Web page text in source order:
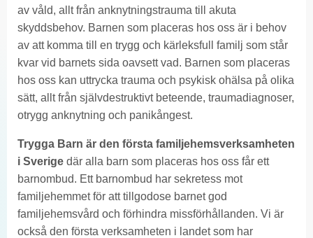
av våld, allt från anknytningstrauma till akuta
skyddsbehov. Barnen som placeras hos oss är i behov
av att komma till en trygg och kärleksfull familj som står
kvar vid barnets sida oavsett vad. Barnen som placeras
hos oss kan uttrycka trauma och psykisk ohälsa på olika
sätt, allt från självdestruktivt beteende, traumadiagnoser,
otrygg anknytning och panikångest.
Trygga Barn är den första familjehemsverksamheten
i Sverige där alla barn som placeras hos oss får ett
barnombud. Ett barnombud har sekretess mot
familjehemmet för att tillgodose barnet god
familjehemsvård och förhindra missförhållanden. Vi är
också den första verksamheten i landet som har